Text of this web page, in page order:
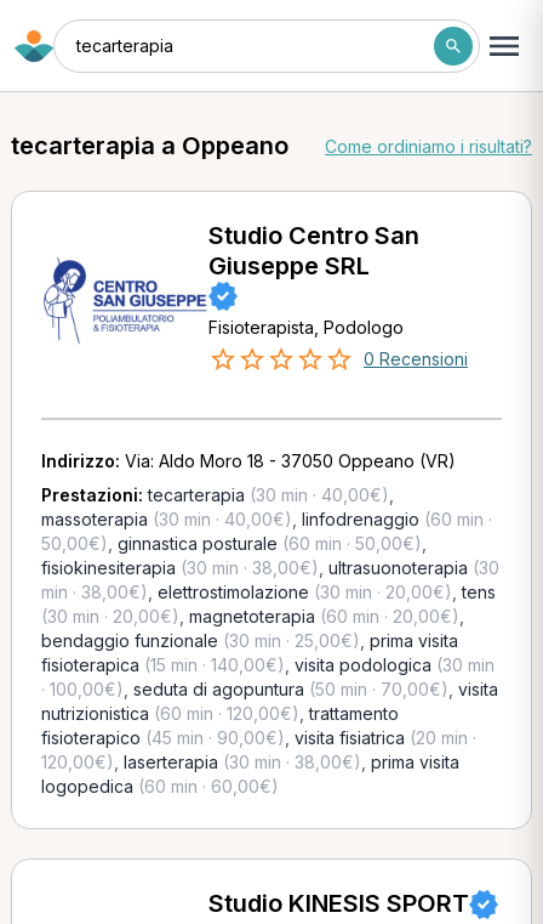
tecarterapia
tecarterapia a Oppeano Come ordiniamo i risultati?
Studio Centro San
Giuseppe SRL
Fisioterapista, Podologo
0 Recensioni
Indirizzo: Via: Aldo Moro 18 - 37050 Oppeano (VR)
Prestazioni:tecarterapia (30 min · 40,00€)
massoterapia (30 min · 40,00€) linfodrenaggio (60 min ·
50,00€) ginnastica posturale (60 min · 50,00€)
fisiokinesiterapia (30 min · 38,00€) ultrasuonoterapia (30
min · 38,00€) elettrostimolazione (30 min · 20,00€) ,tens
(30 min · 20,00€) magnetoterapia (60 min · 20,00€)
bendaggio funzionale (30 min · 25,00€) prima visita
fisioterapica (15 min · 140,00€) visita podologica (30 min
· 100,00€) seduta di agopuntura (50 min · 70,00€) visita
nutrizionistica (60 min · 120,00€) ,trattamento
fisioterapico (45 min · 90,00€) visita fisiatrica (20 min ·
120,00€) laserterapia (30 min · 38,00€) prima visita
logopedica (60 min · 60,00€)
Studio KINESIS SPORT